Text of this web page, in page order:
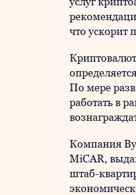
что ускорит
По мере
работать в
Компания
MiCAR,
штаб-